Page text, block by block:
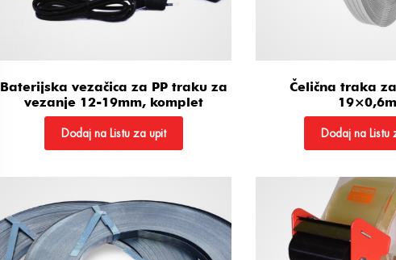
Baterijska vezačica za PP traku za
vezanje 12-19mm, komplet
Dodaj na Listu za upit
Čelična traka
Dodaj na Listu